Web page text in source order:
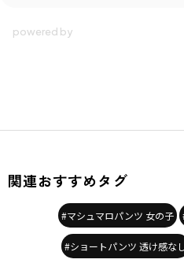
関連おすすめタグ
#マシュマロパンツ 女の子
#ショートパンツ 透け感な